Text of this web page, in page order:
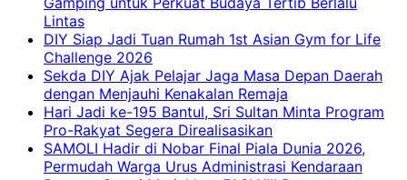
Lintas
DIY Siap Jadi Tuan Rumah 1st Asian Gym for Life
Challenge 2026
Sekda DIY Ajak Pelajar Jaga Masa Depan Daerah
dengan Menjauhi Kenakalan Remaja
Hari Jadi ke-195 Bantul, Sri Sultan Minta Program
Pro-Rakyat Segera Direalisasikan
SAMOLI Hadir di Nobar Final Piala Dunia 2026,
Permudah Warga Urus Administrasi Kendaraan